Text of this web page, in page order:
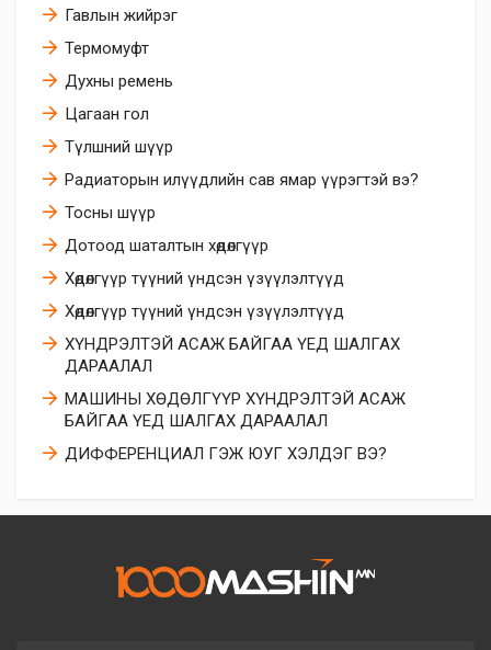
Гавлын жийрэг
Термомуфт
Духны ремень
Цагаан гол
Түлшний шүүр
Радиаторын илүүдлийн сав ямар үүрэгтэй вэ?
Тосны шүүр
Дотоод шаталтын хөдөлгүүр
Хөдөлгүүр түүний үндсэн үзүүлэлтүүд
Хөдөлгүүр түүний үндсэн үзүүлэлтүүд
ХҮНДРЭЛТЭЙ АСАЖ БАЙГАА ҮЕД ШАЛГАХ
ДАРААЛАЛ
МАШИНЫ ХӨДӨЛГҮҮР ХҮНДРЭЛТЭЙ АСАЖ
БАЙГАА ҮЕД ШАЛГАХ ДАРААЛАЛ
ДИФФЕРЕНЦИАЛ ГЭЖ ЮУГ ХЭЛДЭГ ВЭ?